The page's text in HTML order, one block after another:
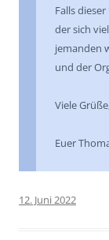
Falls
der sich
jemanden
und der
Viele
Euer
12. Juni 2022